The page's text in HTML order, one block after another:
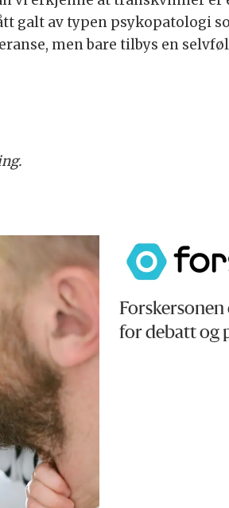
galt av typen psykopatologi
men bare tilbys en
for debatt og